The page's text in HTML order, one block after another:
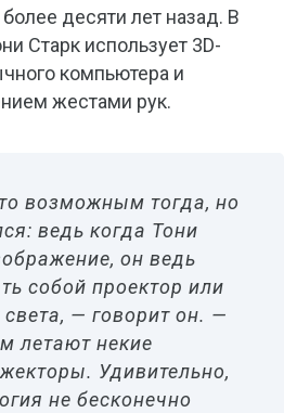
десяти лет назад. В
Старк использует 3D-
компьютера и
жестами рук.
возможным тогда, но
ведь когда Тони
он ведь
собой проектор или
света, — говорит он. —
летают некие
Удивительно,
не бесконечно